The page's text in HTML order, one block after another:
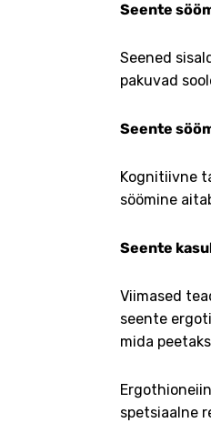
Seente
Seened
pakuvad
Seente
Kognitiivne
söömine
Seente
Viimased
seente
mida
spetsiaalne